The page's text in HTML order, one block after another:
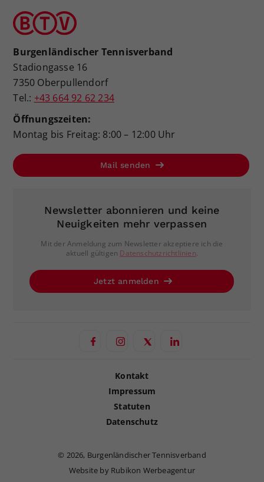
Burgenländischer Tennisverband
Stadiongasse 16
7350 Oberpullendorf
Tel.: +43 664 92 62 234
Öffnungszeiten:
Montag bis Freitag: 8:00 – 12:00 Uhr
Mail senden
Newsletter abonnieren und keine
Neuigkeiten mehr verpassen
Mit der Anmeldung zum Newsletter akzeptiere ich die
aktuell gültigen Datenschutzrichtlinien.
Jetzt anmelden
Kontakt
Impressum
Statuten
Datenschutz
© 2026, Burgenländischer Tennisverband
Website by Rubikon Werbeagentur